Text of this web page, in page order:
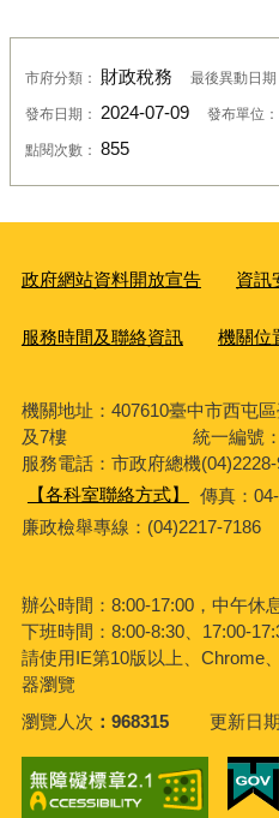
市府分類： 財政稅務 最後異動日期
發布日期： 2024-07-09 發布單位：
點閱次數： 855
政府網站資料開放宣告 資訊
服務時間及聯絡資訊 機關位
機關地址：407610臺中市西屯
及7樓 統一編號：
服務電話：市政府總機
【各科室聯絡方式】
傳真：
廉政檢舉專線：(04)2217-7186
辦公時間：8:00-17:00，中午休
下班時間：8:00-8:30、17:00-
請使用IE第10版以上、Chrome
器瀏覽
瀏覽人次
968315 更新日期